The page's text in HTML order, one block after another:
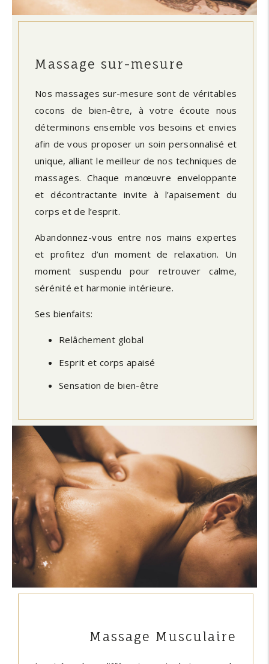
Massage sur-mesure
Nos massages sur-mesure sont de véritables
cocons de bien-être, à votre écoute nous
déterminons ensemble vos besoins et envies
afin de vous proposer un soin personnalisé et
unique, alliant le meilleur de nos techniques de
massages. Chaque manœuvre enveloppante
et décontractante invite à l’apaisement du
corps et de l’esprit.
Abandonnez-vous entre nos mains expertes
et profitez d’un moment de relaxation. Un
moment suspendu pour retrouver calme,
sérénité et harmonie intérieure.
Ses bienfaits:
Relâchement global
Esprit et corps apaisé
Sensation de bien-être
Massage Musculaire